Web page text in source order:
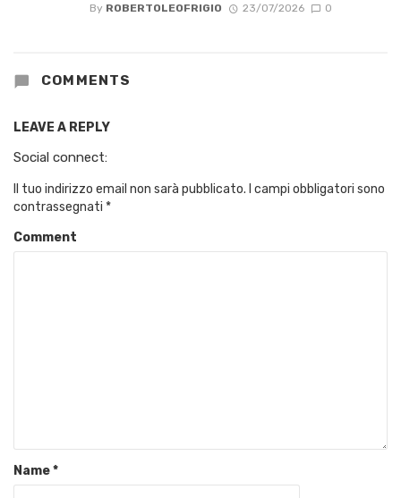
By ROBERTOLEOFRIGIO 23/07/2026 0
COMMENTS
LEAVE A REPLY
Social connect:
Il tuo indirizzo email non sarà pubblicato. I campi obbligatori sono
contrassegnati *
Comment
Name*